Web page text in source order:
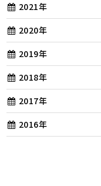
2021年
2020年
2019年
2018年
2017年
2016年